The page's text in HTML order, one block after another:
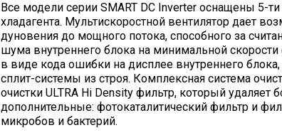
Все модели серии SMART DC Inverter оснащены 5-
хладагента. Мультискоростной вентилятор дает
дуновения до мощного потока, способного за
шума внутреннего блока на минимальной скорости
в виде кода ошибки на дисплее внутреннего
сплит-системы из строя. Комплексная система
очистки ULTRA Hi Density фильтр, который
дополнительные: фотокаталитический фильтр и
микробов и бактерий.